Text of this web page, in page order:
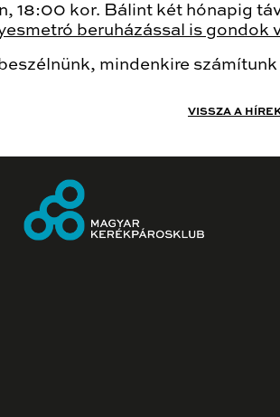
18:00 kor. Bálint két hónapig
beruházással is gondok
mindenkire számítunk
VISSZA A